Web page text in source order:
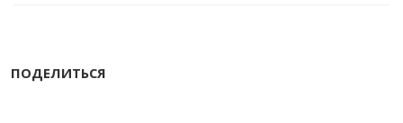
ПОДЕЛИТЬСЯ